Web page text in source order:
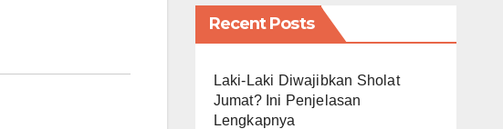
Recent Posts
Laki-Laki Diwajibkan Sholat
Jumat? Ini Penjelasan
Lengkapnya